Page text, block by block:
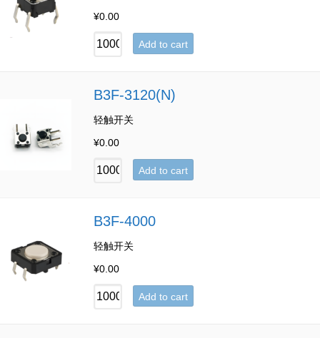
¥0.00
Add to cart
B3F-3120(N)
轻触开关
¥0.00
Add to cart
B3F-4000
轻触开关
¥0.00
Add to cart